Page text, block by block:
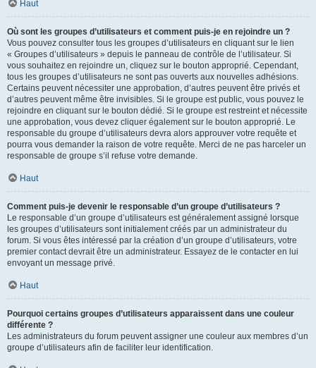
Haut
Où sont les groupes d’utilisateurs et comment puis-je en rejoindre un ?
Vous pouvez consulter tous les groupes d’utilisateurs en cliquant sur le lien
« Groupes d’utilisateurs » depuis le panneau de contrôle de l’utilisateur. Si
vous souhaitez en rejoindre un, cliquez sur le bouton approprié. Cependant,
tous les groupes d’utilisateurs ne sont pas ouverts aux nouvelles adhésions.
Certains peuvent nécessiter une approbation, d’autres peuvent être privés et
d’autres peuvent même être invisibles. Si le groupe est public, vous pouvez le
rejoindre en cliquant sur le bouton dédié. Si le groupe est restreint et nécessite
une approbation, vous devez cliquer également sur le bouton approprié. Le
responsable du groupe d’utilisateurs devra alors approuver votre requête et
pourra vous demander la raison de votre requête. Merci de ne pas harceler un
responsable de groupe s’il refuse votre demande.
Haut
Comment puis-je devenir le responsable d’un groupe d’utilisateurs ?
Le responsable d’un groupe d’utilisateurs est généralement assigné lorsque
les groupes d’utilisateurs sont initialement créés par un administrateur du
forum. Si vous êtes intéressé par la création d’un groupe d’utilisateurs, votre
premier contact devrait être un administrateur. Essayez de le contacter en lui
envoyant un message privé.
Haut
Pourquoi certains groupes d’utilisateurs apparaissent dans une couleur
différente ?
Les administrateurs du forum peuvent assigner une couleur aux membres d’un
groupe d’utilisateurs afin de faciliter leur identification.